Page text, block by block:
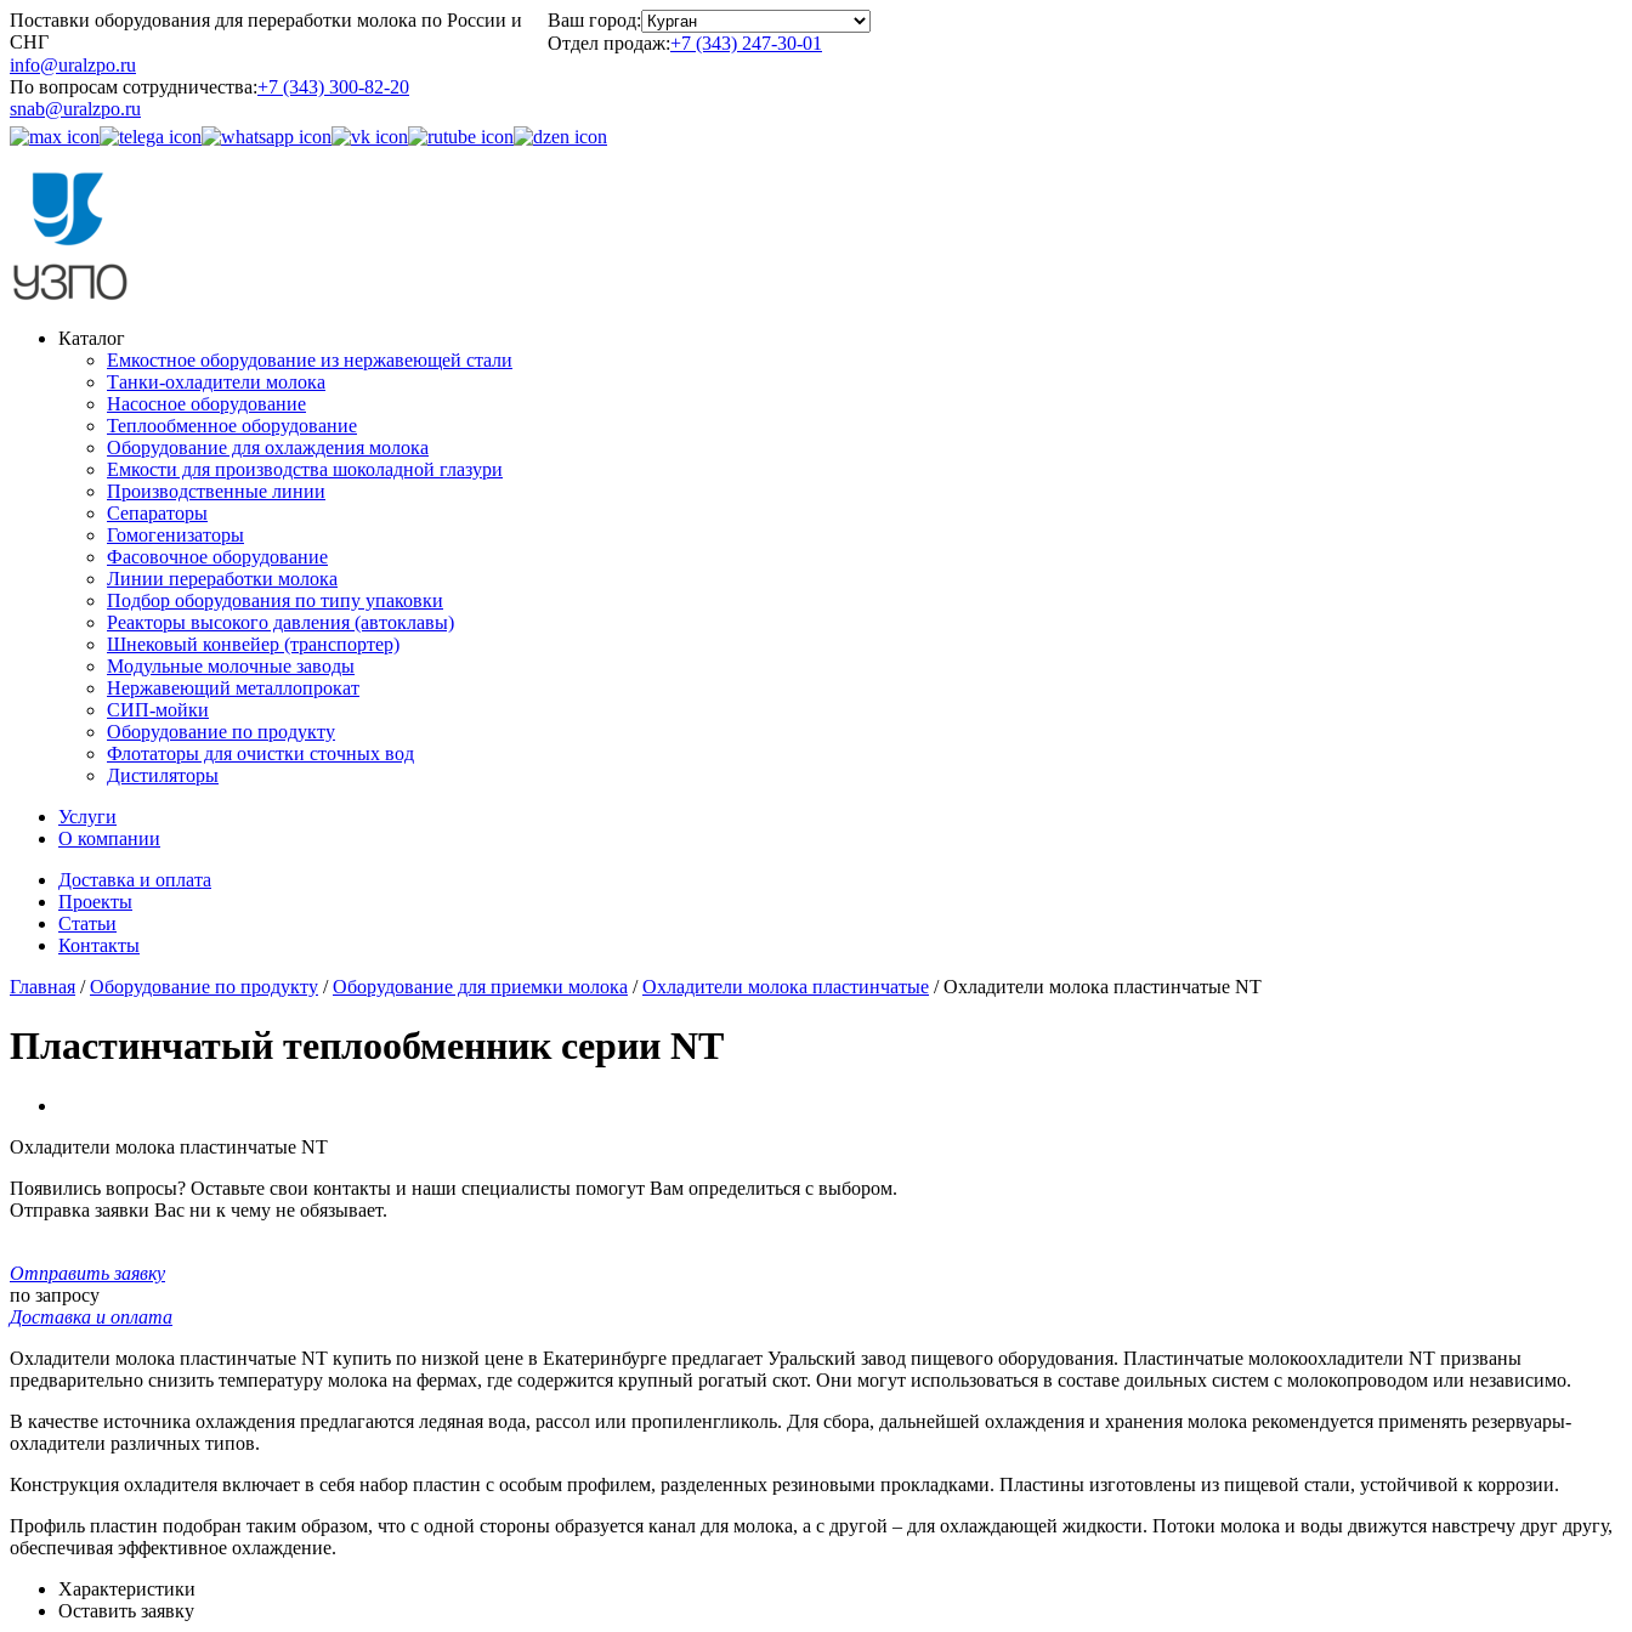
Поставки оборудования для переработки молока по России и
СНГ
Ваш город:
Отдел продаж:+7 (343) 247-30-01
info@uralzpo.ru
По вопросам сотрудничества:+7 (343) 300-82-20
snab@uralzpo.ru
Каталог
Емкостное оборудование из нержавеющей стали
Танки-охладители молока
Насосное оборудование
Теплообменное оборудование
Оборудование для охлаждения молока
Емкости для производства шоколадной глазури
Производственные линии
Сепараторы
Гомогенизаторы
Фасовочное оборудование
Линии переработки молока
Подбор оборудования по типу упаковки
Реакторы высокого давления (автоклавы)
Шнековый конвейер (транспортер)
Модульные молочные заводы
Нержавеющий металлопрокат
СИП-мойки
Оборудование по продукту
Флотаторы для очистки сточных вод
Дистиляторы
Услуги
О компании
Доставка и оплата
Проекты
Статьи
Контакты
Главная /Оборудование по продукту /Оборудование для приемки молока /Охладители молока пластинчатые /Охладители молока пластинчатые NT
Пластинчатый теплообменник серии NT
Охладители молока пластинчатые NT
Появились вопросы? Оставьте свои контакты и наши специалисты помогут Вам определиться с выбором.
Отправка заявки Вас ни к чему не обязывает.
Отправить заявку
по запросу
Доставка и оплата
Охладители молока пластинчатые NT купить по низкой цене в Екатеринбурге предлагает Уральский завод пищевого оборудования. Пластинчатые молокоохладители NT призваны
предварительно снизить температуру молока на фермах, где содержится крупный рогатый скот. Они могут использоваться в составе доильных систем с молокопроводом или независимо.
В качестве источника охлаждения предлагаются ледяная вода, рассол или пропиленгликоль. Для сбора, дальнейшей охлаждения и хранения молока рекомендуется применять резервуары-
охладители различных типов.
Конструкция охладителя включает в себя набор пластин с особым профилем, разделенных резиновыми прокладками. Пластины изготовлены из пищевой стали, устойчивой к коррозии.
Профиль пластин подобран таким образом, что с одной стороны образуется канал для молока, а с другой – для охлаждающей жидкости. Потоки молока и воды движутся навстречу друг другу,
обеспечивая эффективное охлаждение.
Характеристики
Оставить заявку